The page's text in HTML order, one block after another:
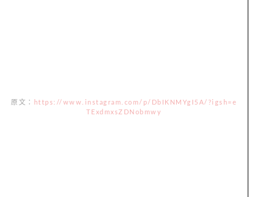
原文：
https://www.instagram.com/p/DbIKNMYgI5A/?igsh=e
TExdmxsZDNobmwy